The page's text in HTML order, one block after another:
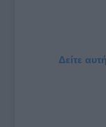
Δείτε